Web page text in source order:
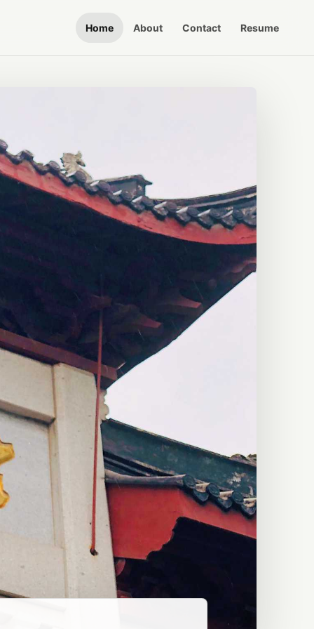
Home About Contact Resume